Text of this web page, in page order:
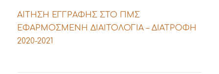
ΑΙΤΗΣΗ ΕΓΓΡΑΦΗΣ ΣΤΟ ΠΜΣ
ΕΦΑΡΜΟΣΜΕΝΗ ΔΙΑΙΤΟΛΟΓΙΑ – ΔΙΑΤΡΟΦΗ
2020-2021